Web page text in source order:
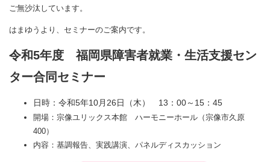
ご無沙汰しています。
はまゆうより、セミナーのご案内です。
令和5年度 福岡県障害者就業・生活支援セン
ター合同セミナー
日時：令和5年10月26日（木） 13：00～15：45
開場：宗像ユリックス本館 ハーモニーホール（宗像市久原
400）
内容：基調報告、実践講演、パネルディスカッション